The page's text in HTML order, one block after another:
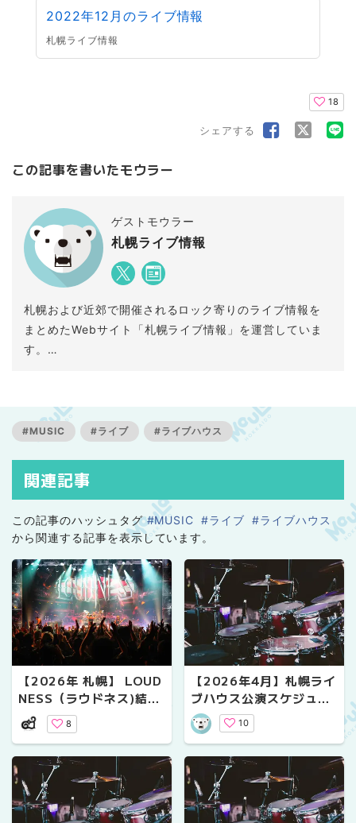
2022年12月のライブ情報
札幌ライブ情報
18
シェアする
この記事を書いたモウラー
ゲストモウラー
札幌ライブ情報
札幌および近郊で開催されるロック寄りのライブ情報を
まとめたWebサイト「札幌ライブ情報」を運営していま
す。
#MUSIC #ライブ #ライブハウス
関連記事
この記事のハッシュタグ#MUSIC #ライブ #ライブハウス
から関連する記事を表示しています。
【2026年 札幌】 LOUD
NESS（ラウドネス)結成
45周年記念ライブ Zepp
Sapporo公演レポート
8
【2026年4月】札幌ライ
ブハウス公演スケジュー
ル｜気になるライブ情報
10